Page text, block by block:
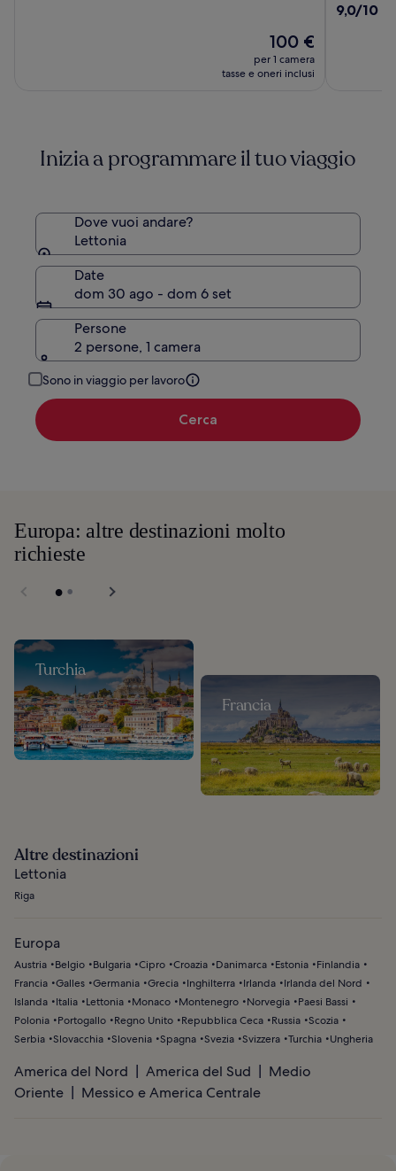
Il
prezzo
attuale
100 €
per 1 camera
tasse e oneri inclusi
9.0
9,0/10
Inizia a programmare il tuo viaggio
Dove vuoi andare?
Lettonia
Date
dom 30 ago - dom 6 set
Persone
2 persone, 1 camera
Sono in viaggio per lavoro
Cerca
Europa: altre destinazioni molto
richieste
Turchia
Francia
Altre destinazioni
Lettonia
Riga
Europa
Austria Belgio Bulgaria Cipro Croazia Danimarca Estonia
Finlandia
Francia Galles Germania Grecia Inghilterra Irlanda
Irlanda del Nord
Islanda
Italia Lettonia Monaco Montenegro Norvegia
Paesi Bassi
Polonia
Portogallo Regno Unito Repubblica Ceca Russia Scozia
Serbia Slovacchia Slovenia Spagna Svezia Svizzera Turchia Ungheria
America del Nord America del Sud
Medio
Oriente
Messico e America Centrale